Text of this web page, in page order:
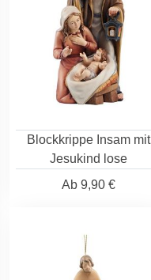
Blockkrippe Insam mit
Jesukind lose
Ab 9,90 €